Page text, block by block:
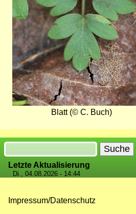
Blatt (© C. Buch)
Suche
Letzte Aktualisierung
Di., 04.08.2026 - 14:44
Impressum/Datenschutz